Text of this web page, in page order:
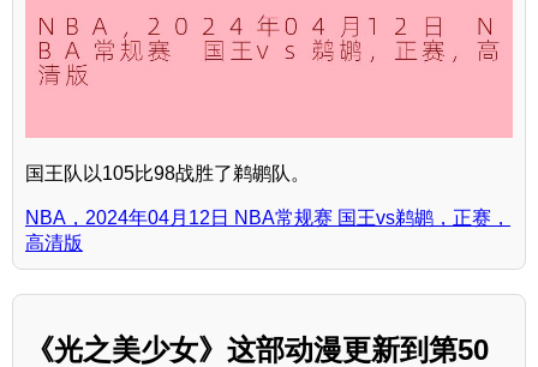
国王队以105比98战胜了鹈鹕队。
NBA，2024年04月12日 NBA常规赛 国王vs鹈鹕，正赛，
高清版
《光之美少女》这部动漫更新到第50